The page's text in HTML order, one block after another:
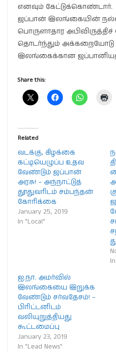
எனவும் கேட்டுக்கொண்டார்.
ஜப்பான் இலங்கையின்
பொருளாதார
தொடர்ந்தும் அக்கறையோடு
இலங்கைக்கான ஜப்பானியத்
Share this:
Related
வடக்கு, கிழக்கை
கட்டியெழுப்ப உதவ
வேண்டும் ஜப்பான்
அரசு! – அந்நாட்டுத்
தூதுவரிடம் சம்பந்தன்
கோரிக்கை
January 25, 2019
In "Local"
ஐ.நா. அமர்வில்
இலங்கையை இறுக்க
வேண்டும் சர்வதேசம்! –
பிரிட்டனிடம்
வலியுறுத்தியது
கூட்டமைப்பு
January 23, 2019
In "Lead News"